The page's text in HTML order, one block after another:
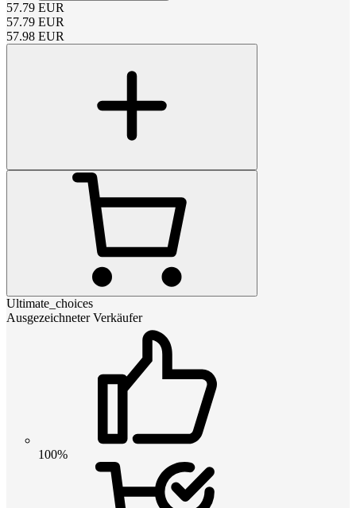
57.79 EUR
57.79 EUR
57.98 EUR
Ultimate_choices
Ausgezeichneter Verkäufer
100%